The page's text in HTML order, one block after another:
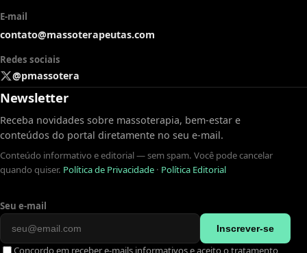
E-mail
contato@massoterapeutas.com
Redes sociais
@pmassotera
Newsletter
Receba novidades sobre massoterapia, bem-estar e
conteúdos do portal diretamente no seu e-mail.
Conteúdo informativo e editorial — sem spam. Você pode cancelar
quando quiser. Política de Privacidade · Política Editorial
Seu e-mail
Inscrever-se
Concordo em receber e-mails informativos e aceito o tratamento